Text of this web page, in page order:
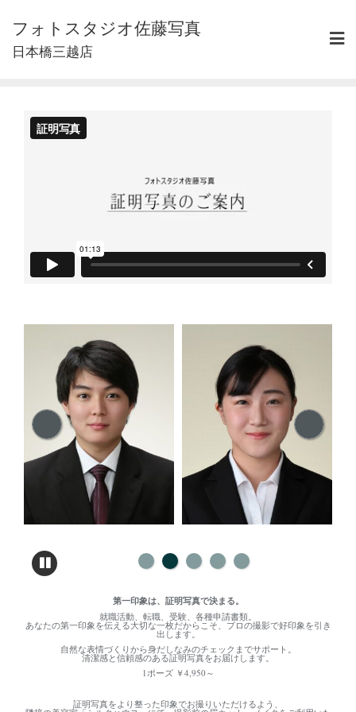
content
フォトスタジオ佐藤写真
日本橋三越店
第一印象は、証明写真で決まる。
就職活動、転職、受験、各種申請書類。
あなたの第一印象を伝える大切な一枚だからこそ、プロの撮影で好印象を引き
出します。
自然な表情づくりから身だしなみのチェックまでサポート。
清潔感と信頼感のある証明写真をお届けします。
1ポーズ ￥4,950～
証明写真をより整った印象でお撮りいただけるよう、